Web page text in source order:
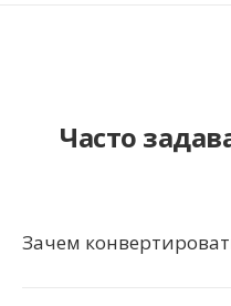
Часто
Зачем